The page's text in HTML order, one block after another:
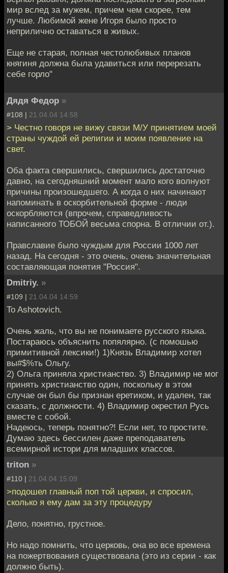
мир вслед за мужем, причем чем скорее, тем
лучше. Любимой жене Игоря было просто
неприлично оставаться в живых.
Еще не старая, полная честолюбивых планов
княгиня должна была удавиться или перерезать
себе горло"
Дядя Федор »
#108 | 21.04.04 14:58
> Честно говоря не вижу связи М/У принятием моей
страны чуждой ей религии и моим появление на
свет.
Оба факта свершились, свершились достаточно
давно, на сегодняшний момент мало кого волнуют
причины произошедшего. А когда о них начинают
напоминать в оскорбительной форме - люди
оскорбляются (впрочем, справедливость
написанного ТОБОЙ весьма спорна. В отличии от.).
Правславие было чуждым для России 1000 лет
назад. На сегодня - это очень, очень значительная
составляющая понятия "Россия".
Dmitriy. »
#109 | 21.04.04 14:59
To Ashotovich.
Очень жаль, что вы не понимаете русского языка.
Постараюсь объяснить попялярно. (с помошью
примитивной лексики!) 1)Князь Владимир хотел
вы#$%ть Ольгу.
2) Ольга приняла христианство. 3) Владимир не мог
принять христианство один, поскольку в этом
случае он был бы признан еретиком, и удален, так
сказать, с должности. 4) Владимир окрестил Русь
вместе с собой.
Надеюсь, теперь понятно?! Если нет, то простите.
Думаю здесь бессилен даже преподаватель
всемирной истори для младших классов.
triton »
#110 | 21.04.04 15:09
>подошел главный поп той церкви, и спросил,
сколько я ему дам за эту процедуру
Дело, понятно, грустное.
Но надо помнить, что церковь, она во все времена
на пожертвования существовала (это из серии - как
должно быть).